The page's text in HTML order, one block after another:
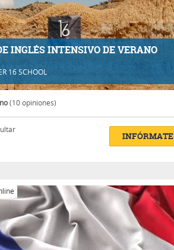
INGLÉS INTENSIVO DE VERANO
16 SCHOOL
(10 opiniones)
INFÓRMATE